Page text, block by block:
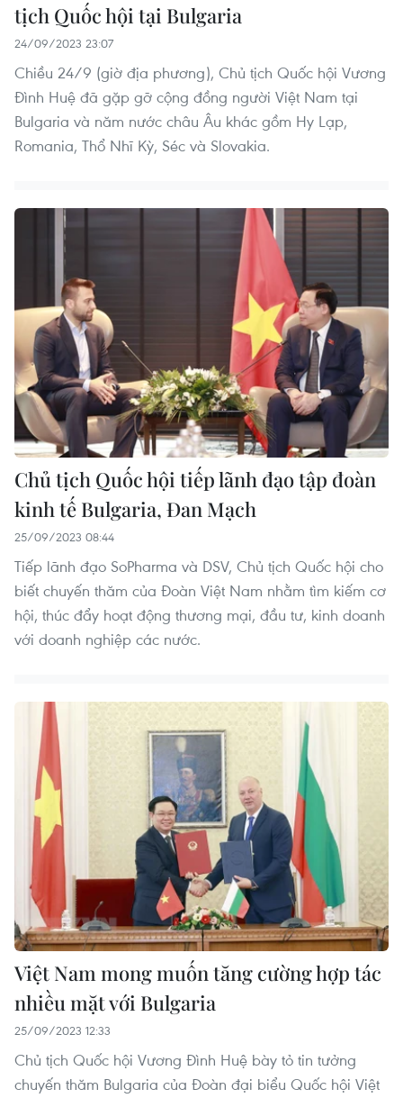
tịch Quốc hội tại Bulgaria
24/09/2023 23:07
Chiều 24/9 (giờ địa phương), Chủ tịch Quốc hội Vương
Đình Huệ đã gặp gỡ cộng đồng người Việt Nam tại
Bulgaria và năm nước châu Âu khác gồm Hy Lạp,
Romania, Thổ Nhĩ Kỳ, Séc và Slovakia.
Chủ tịch Quốc hội tiếp lãnh đạo tập đoàn
kinh tế Bulgaria, Đan Mạch
25/09/2023 08:44
Tiếp lãnh đạo SoPharma và DSV, Chủ tịch Quốc hội cho
biết chuyến thăm của Đoàn Việt Nam nhằm tìm kiếm cơ
hội, thúc đẩy hoạt động thương mại, đầu tư, kinh doanh
với doanh nghiệp các nước.
Việt Nam mong muốn tăng cường hợp tác
nhiều mặt với Bulgaria
25/09/2023 12:33
Chủ tịch Quốc hội Vương Đình Huệ bày tỏ tin tưởng
chuyến thăm Bulgaria của Đoàn đại biểu Quốc hội Việt